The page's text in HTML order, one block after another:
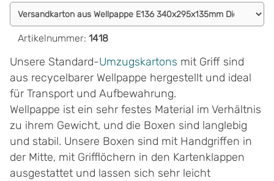
Artikelnummer: 1418
Unsere Standard-Umzugskartons mit Griff sind
aus recycelbarer Wellpappe hergestellt und ideal
für Transport und Aufbewahrung.
Wellpappe ist ein sehr festes Material im Verhältnis
zu ihrem Gewicht, und die Boxen sind langlebig
und stabil. Unsere Boxen sind mit Handgriffen in
der Mitte, mit Grifflöchern in den Kartenklappen
ausgestattet und lassen sich sehr leicht